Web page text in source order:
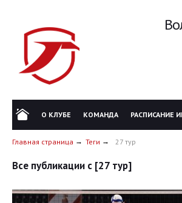
О КЛУБЕ КОМАНДА РАСПИСАНИЕ
Главная страница Теги 27 тур
Все публикации с [27 тур]